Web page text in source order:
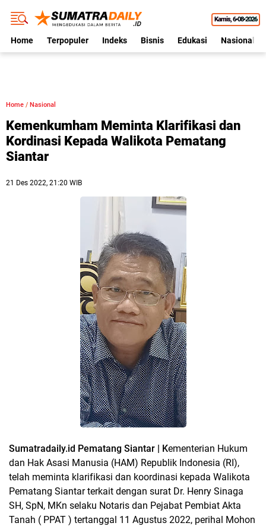
Kamis 6•08•2026
Home Terpopuler Indeks Bisnis Edukasi Nasional
Home / Nasional
Kemenkumham Meminta Klarifikasi dan
Kordinasi Kepada Walikota Pematang
Siantar
21 Des 2022, 21:20 WIB
Sumatradaily.id Pematang Siantar | Kementerian Hukum
dan Hak Asasi Manusia (HAM) Republik Indonesia (RI),
telah meminta klarifikasi dan koordinasi kepada Walikota
Pematang Siantar terkait dengan surat Dr. Henry Sinaga
SH, SpN, MKn selaku Notaris dan Pejabat Pembiat Akta
Tanah ( PPAT ) tertanggal 11 Agustus 2022, perihal Mohon